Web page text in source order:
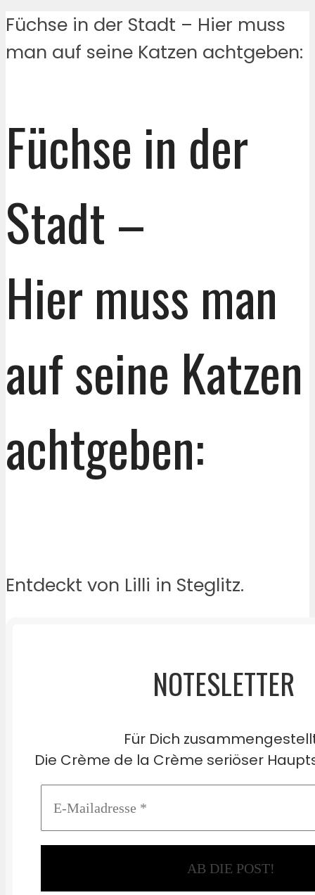
Füchse in der Stadt – Hier muss
man auf seine Katzen achtgeben:
Füchse in der
Stadt –
Hier muss man
auf seine Katzen
achtgeben:
Entdeckt von Lilli in Steglitz.
NOTESLETTER
Für Dich
Die Crème de la Crème seriöser